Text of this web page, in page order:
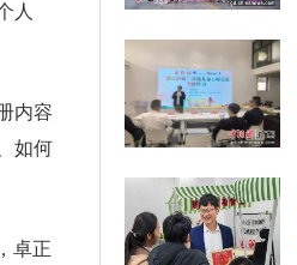
人
内容
如何
卓正